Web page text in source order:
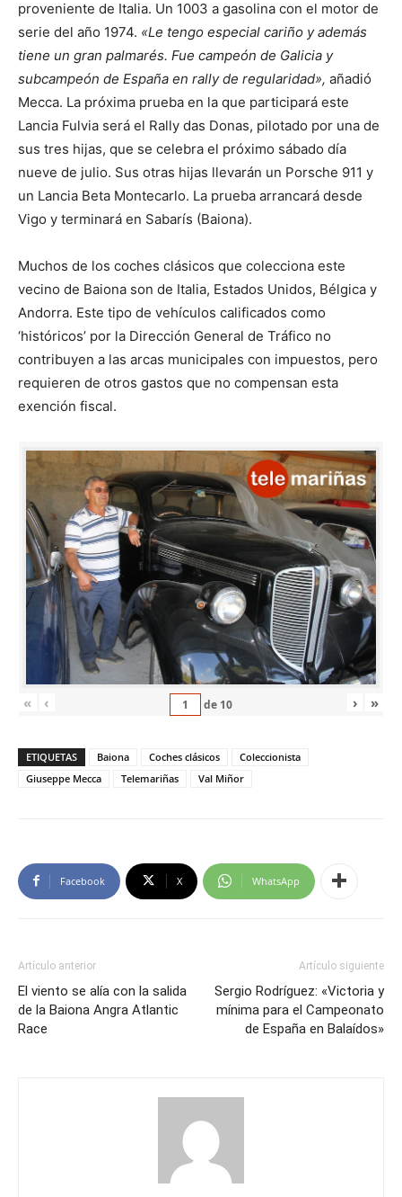
proveniente de Italia. Un 1003 a gasolina con el motor de
serie del año 1974. «Le tengo especial cariño y además
tiene un gran palmarés. Fue campeón de Galicia y
subcampeón de España en rally de regularidad», añadió
Mecca. La próxima prueba en la que participará este
Lancia Fulvia será el Rally das Donas, pilotado por una de
sus tres hijas, que se celebra el próximo sábado día
nueve de julio. Sus otras hijas llevarán un Porsche 911 y
un Lancia Beta Montecarlo. La prueba arrancará desde
Vigo y terminará en Sabarís (Baiona).
Muchos de los coches clásicos que colecciona este
vecino de Baiona son de Italia, Estados Unidos, Bélgica y
Andorra. Este tipo de vehículos calificados como
‘históricos’ por la Dirección General de Tráfico no
contribuyen a las arcas municipales con impuestos, pero
requieren de otros gastos que no compensan esta
exención fiscal.
« ‹ de 10 › »
ETIQUETAS Baiona Coches clásicos
Coleccionista
Giuseppe Mecca
Telemariñas Val Miñor
Facebook X WhatsApp
Artículo anterior
El viento se alía con la salida
de la Baiona Angra Atlantic
Race
Artículo siguiente
Sergio Rodríguez: «Victoria y
mínima para el Campeonato
de España en Balaídos»